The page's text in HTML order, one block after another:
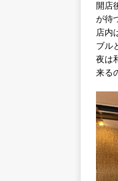
開店
が待
店内
ブル
夜は
来る